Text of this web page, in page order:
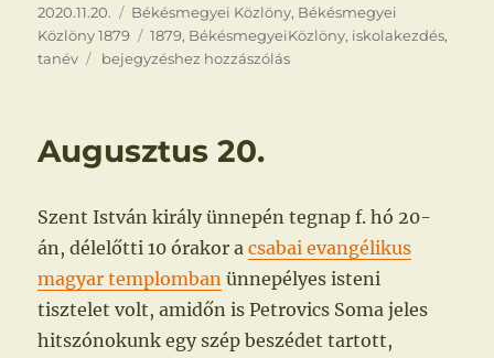
Közzétéve
2020.11.20. Kategória
Békésmegyei Közlöny, Békésmegyei
Közlöny 1879
Címke
1879, BékésmegyeiKözlöny, iskolakezdés,
tanév
Iskolába!
bejegyzéshez hozzászólás
Augusztus 20.
Szent István király ünnepén tegnap f. hó 20-
án, délelőtti 10 órakor acsabai evangélikus
magyar templomban ünnepélyes isteni
tisztelet volt, amidőn is Petrovics Soma jeles
hitszónokunk egy szép beszédet tartott,